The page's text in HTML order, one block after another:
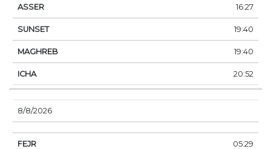
16:27
19:40
19:40
20:52
8/8/2026
05:29